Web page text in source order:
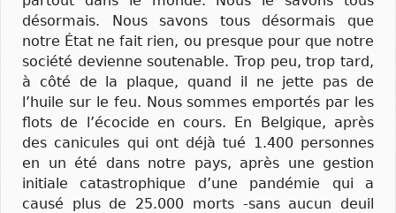
désormais. Nous savons tous désormais que
notre État ne fait rien, ou presque pour que notre
société devienne soutenable. Trop peu, trop tard,
à côté de la plaque, quand il ne jette pas de
l’huile sur le feu. Nous sommes emportés par les
flots de l’écocide en cours. En Belgique, après
des canicules qui ont déjà tué 1.400 personnes
en un été dans notre pays, après une gestion
initiale catastrophique d’une pandémie qui a
causé plus de 25.000 morts -sans aucun deuil